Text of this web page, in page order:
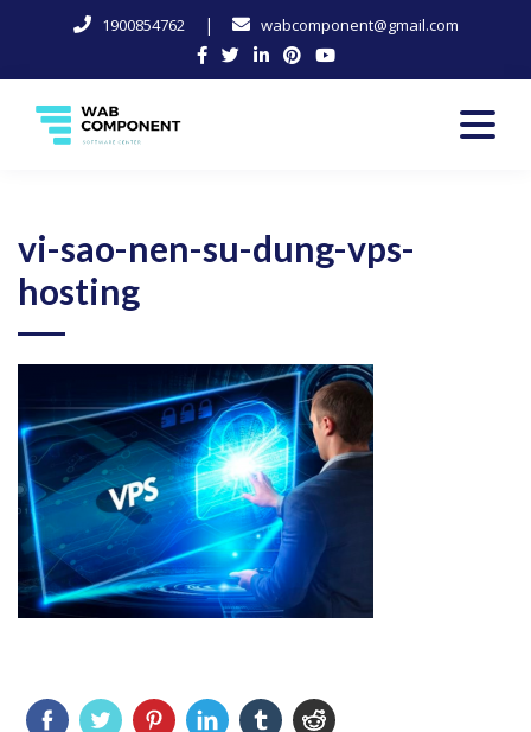
1900854762 | wabcomponent@gmail.com
content
vi-sao-nen-su-dung-vps-
hosting